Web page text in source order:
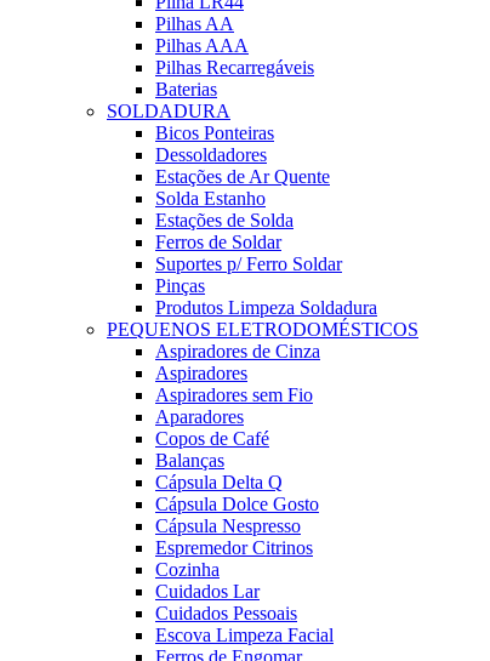
Pilhas AA
Pilhas AAA
Pilhas Recarregáveis
Baterias
SOLDADURA
Bicos Ponteiras
Dessoldadores
Estações de Ar Quente
Solda Estanho
Estações de Solda
Ferros de Soldar
Suportes p/ Ferro Soldar
Pinças
Produtos Limpeza Soldadura
PEQUENOS ELETRODOMÉSTICOS
Aspiradores de Cinza
Aspiradores
Aspiradores sem Fio
Aparadores
Copos de Café
Balanças
Cápsula Delta Q
Cápsula Dolce Gosto
Cápsula Nespresso
Espremedor Citrinos
Cozinha
Cuidados Lar
Cuidados Pessoais
Escova Limpeza Facial
Ferros de Engomar